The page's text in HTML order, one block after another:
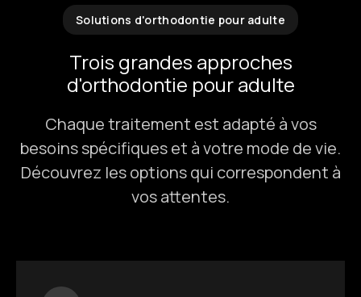
Solutions d'orthodontie pour adulte
Trois grandes approches
d'orthodontie pour adulte
Chaque traitement est adapté à vos
besoins spécifiques et à votre mode de vie.
Découvrez les options qui correspondent à
vos attentes.